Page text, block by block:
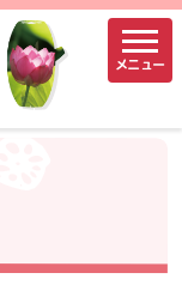
メニュー